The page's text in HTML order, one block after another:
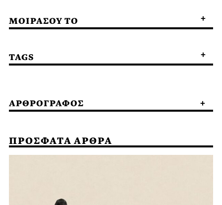
ΜΟΙΡΑΣΟΥ ΤΟ
TAGS
ΑΡΘΡΟΓΡΑΦΟΣ
ΠΡΟΣΦΑΤΑ ΑΡΘΡΑ